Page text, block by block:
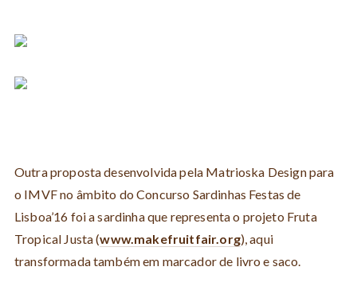
Outra proposta desenvolvida pela Matrioska Design para
o IMVF no âmbito do Concurso Sardinhas Festas de
Lisboa’16 foi a sardinha que representa o projeto Fruta
Tropical Justa (www.makefruitfair.org), aqui
transformada também em marcador de livro e saco.